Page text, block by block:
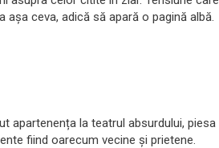
ceva, adică să apară o pagină albă.
apartenența la teatrul absurdului, piesa
fiind oarecum vecine și prietene.